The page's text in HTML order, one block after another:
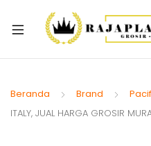
Beranda Brand
ITALY, JUAL HARGA GROSIR